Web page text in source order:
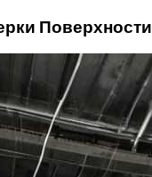
Поверхности